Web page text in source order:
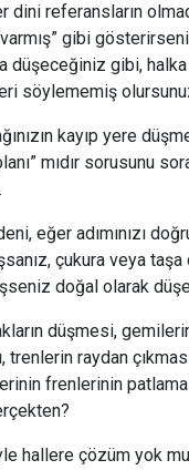
dini referansların
gibi
düşeceğiniz gibi, halka
söylememiş
kayıp yere
mıdır sorusunu
eğer adımınızı
çukura veya
doğal olarak
düşmesi,
trenlerin raydan
frenlerinin
hallere çözüm yok